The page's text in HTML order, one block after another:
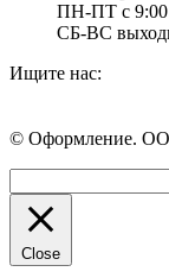
ПН-ПТ с 9:00
СБ-ВС
Ищите нас:
Вконтакте
открывается
в
новом
окне
WhatsApp
открывается
в
новом
окне
Telegram
открывается
в
новом
окне
© Оформление.
Close